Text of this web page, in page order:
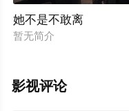
她不是不敢离
暂无简介
影视评论